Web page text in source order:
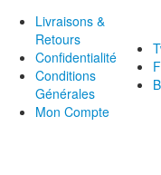
Livraisons &
Retours
Confidentialité
Conditions
Générales
Mon Compte